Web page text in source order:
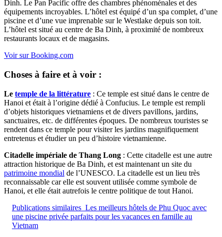
Dinh. Le Pan Pacific offre des chambres phénoménales et des
équipements incroyables. L’hôtel est équipé d’un spa complet, d’une
piscine et d’une vue imprenable sur le Westlake depuis son toit.
L’hôtel est situé au centre de Ba Dinh, à proximité de nombreux
restaurants locaux et de magasins.
Voir sur Booking.com
Choses à faire et à voir :
Le temple de la littérature : Ce temple est situé dans le centre de
Hanoi et était à l’origine dédié à Confucius. Le temple est rempli
d’objets historiques vietnamiens et de divers pavillons, jardins,
sanctuaires, etc. de différentes époques. De nombreux touristes se
rendent dans ce temple pour visiter les jardins magnifiquement
entretenus et étudier un peu d’histoire vietnamienne.
Citadelle impériale de Thang Long : Cette citadelle est une autre
attraction historique de Ba Dinh, et est maintenant un site du
patrimoine mondial de l’UNESCO. La citadelle est un lieu très
reconnaissable car elle est souvent utilisée comme symbole de
Hanoi, et elle était autrefois le centre politique de tout Hanoi.
Publications similaires Les meilleurs hôtels de Phu Quoc avec
une piscine privée parfaits pour les vacances en famille au
Vietnam